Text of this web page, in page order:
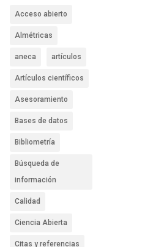
Acceso abierto
Almétricas
aneca artículos
Artículos científicos
Asesoramiento
Bases de datos
Bibliometría
Búsqueda de
información
Calidad
Ciencia Abierta
Citas y referencias